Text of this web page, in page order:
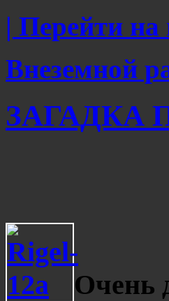
| Перейти на
Внеземной
ЗАГАДКА
Очень